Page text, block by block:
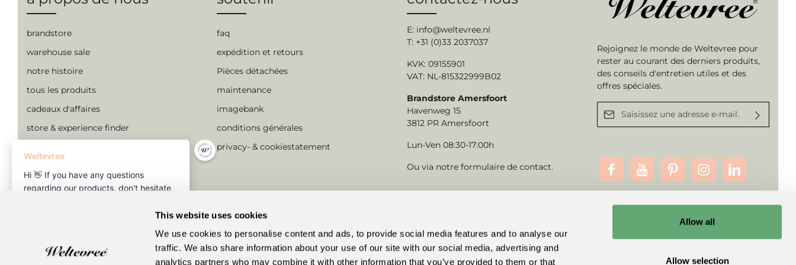
This website uses cookies
We use cookies to personalise content and ads, to provide social media features and to analyse our
traffic. We also share information about your use of our site with our social media, advertising and
analytics partners who may combine it with other information that you’ve provided to them or that
Allow all
Allow selection
Rejoignez le monde de Weltevree pour
rester au courant des derniers produits,
des conseils d'entretien utiles et des
offres spéciales.
Adresse e-mail*
vous acceptez nos conditions générales
E: info@weltevree.nl
T: +31 (0)33 2037037
KVK: 09155901
VAT: NL-815322999B02
Brandstore Amersfoort
Havenweg 15
3812 PR Amersfoort
Lun-Ven 08:30-17:00h
Ou via notre formulaire de contact.
brandstore
warehouse sale
notre histoire
tous les produits
cadeaux d'affaires
store & experience finder
communauté
faq
expédition et retours
Pièces détachées
maintenance
imagebank
conditions générales
privacy- & cookiestatement